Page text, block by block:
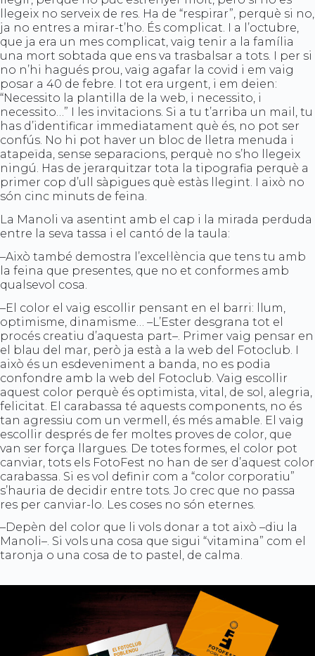
llegeix no serveix de res. Ha de “respirar”, perquè si no,
ja no entres a mirar-t’ho. És complicat. I a l’octubre,
que ja era un mes complicat, vaig tenir a la família
una mort sobtada que ens va trasbalsar a tots. I per si
no n’hi hagués prou, vaig agafar la covid i em vaig
posar a 40 de febre. I tot era urgent, i em deien:
“Necessito la plantilla de la web, i necessito, i
necessito…” I les invitacions. Si a tu t’arriba un mail, tu
has d’identificar immediatament què és, no pot ser
confús. No hi pot haver un bloc de lletra menuda i
atapeïda, sense separacions, perquè no s’ho llegeix
ningú. Has de jerarquitzar tota la tipografia perquè a
primer cop d’ull sàpigues què estàs llegint. I això no
són cinc minuts de feina.
La Manoli va asentint amb el cap i la mirada perduda
entre la seva tassa i el cantó de la taula:
–Això també demostra l’excel·lència que tens tu amb
la feina que presentes, que no et conformes amb
qualsevol cosa.
–El color el vaig escollir pensant en el barri: llum,
optimisme, dinamisme… –L’Ester desgrana tot el
procés creatiu d’aquesta part–. Primer vaig pensar en
el blau del mar, però ja està a la web del Fotoclub. I
això és un esdeveniment a banda, no es podia
confondre amb la web del Fotoclub. Vaig escollir
aquest color perquè és optimista, vital, de sol, alegria,
felicitat. El carabassa té aquests components, no és
tan agressiu com un vermell, és més amable. El vaig
escollir després de fer moltes proves de color, que
van ser força llargues. De totes formes, el color pot
canviar, tots els FotoFest no han de ser d’aquest color
carabassa. Si es vol definir com a “color corporatiu”
s’hauria de decidir entre tots. Jo crec que no passa
res per canviar-lo. Les coses no són eternes.
–Depèn del color que li vols donar a tot això –diu la
Manoli–. Si vols una cosa que sigui “vitamina” com el
taronja o una cosa de to pastel, de calma.